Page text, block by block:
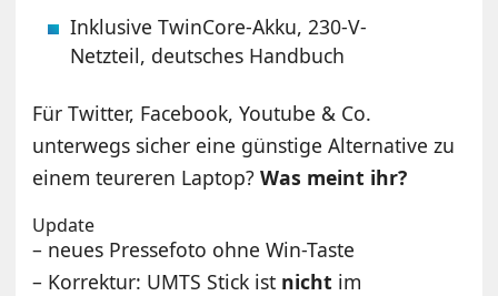
Inklusive TwinCore-Akku, 230-V-
Netzteil, deutsches Handbuch
Für Twitter, Facebook, Youtube & Co.
unterwegs sicher eine günstige Alternative zu
einem teureren Laptop?Was meint ihr?
Update
– neues Pressefoto ohne Win-Taste
– Korrektur: UMTS Stick ist nicht im